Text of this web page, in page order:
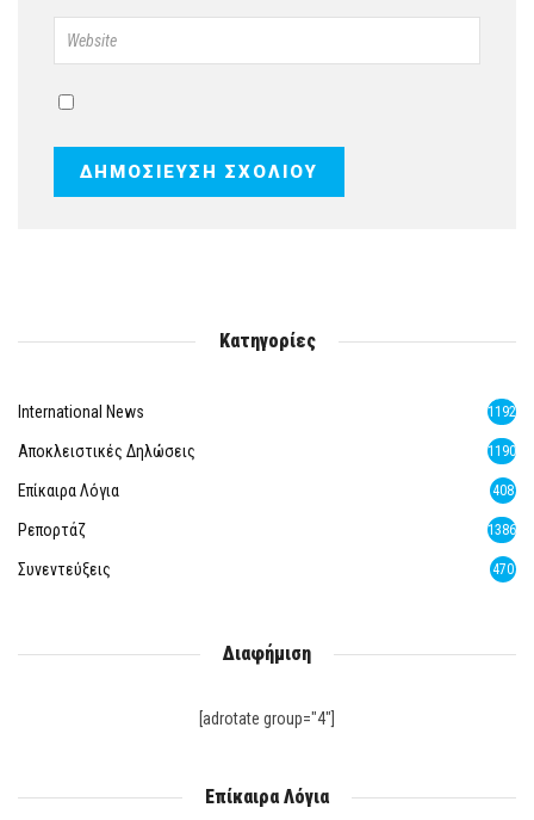
Κατηγορίες
International News 1192
Αποκλειστικές Δηλώσεις 1190
Επίκαιρα Λόγια 408
Ρεπορτάζ 1386
Συνεντεύξεις 470
Διαφήμιση
[adrotate group="4"]
Επίκαιρα Λόγια